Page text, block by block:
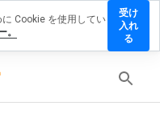
Cookie を使用してい
。
受け
入れ
る